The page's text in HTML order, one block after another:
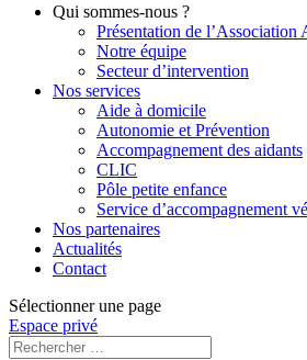
Qui sommes-nous ?
Présentation de
Notre équipe
Secteur d’intervention
Nos services
Aide à domicile
Autonomie et Prévention
Accompagnement des aidants
CLIC
Pôle petite enfance
Service d’accompagnement
Nos partenaires
Actualités
Contact
Sélectionner une page
Espace privé